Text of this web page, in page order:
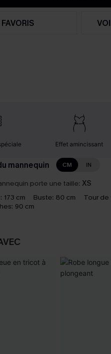
FAVORIS
Effet amincissant
mannequin CM IN
porte une taille: XS
173 cm Buste: 80 cm Tour de
90 cm